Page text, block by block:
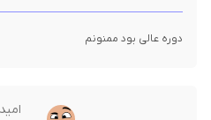
دوره عالی بود ممنونم